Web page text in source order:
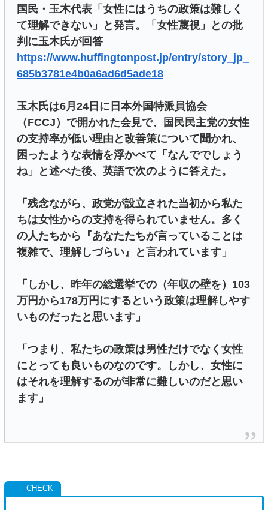
国民・玉木代表「女性にはうちの政策は難しく
て理解できない」と発言。「女性蔑視」との批
判に玉木氏が回答
https://www.huffingtonpost.jp/entry/story_jp_
685b3781e4b0a6ad6d5ade18
玉木氏は6月24日に日本外国特派員協会
（FCCJ）で開かれた会見で、国民民主党の女性
の支持率が低い理由と改善策について聞かれ、
困ったような表情を浮かべて「なんででしょう
ね」と述べた後、英語で次のように答えた。
「残念ながら、政党が設立された当初から私た
ちは女性からの支持を得られていません。多く
の人たちから『あなたたちが言っていることは
複雑で、理解しづらい』と言われています」
「しかし、昨年の総選挙での（年収の壁を）103
万円から178万円にするという政策は理解しやす
いものだったと思います」
「つまり、私たちの政策は男性だけでなく女性
にとっても良いものなのです。しかし、女性に
はそれを理解するのが非常に難しいのだと思い
ます」